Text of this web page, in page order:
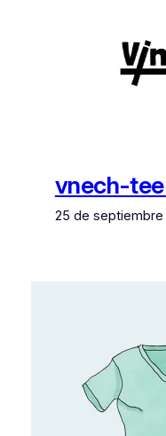
vnech-
25 de septiembre